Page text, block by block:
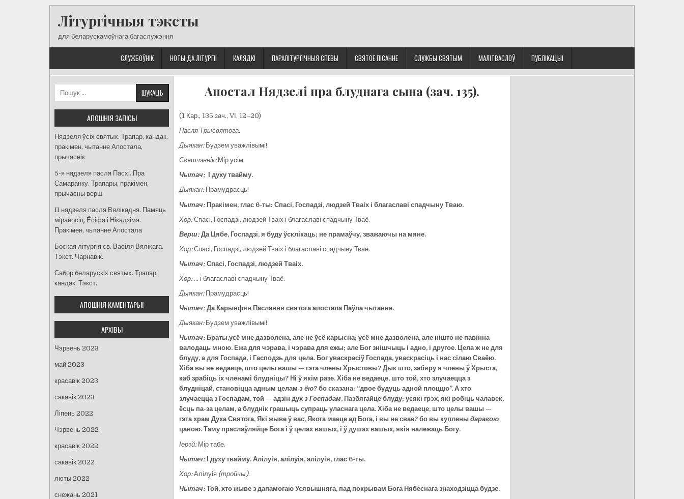
Літургічныя тэксты
для беларускамоўнага багаслужэння
СЛУЖБОЎНІК НОТЫ ДА ЛІТУРГІІ КАЛЯДКІ ПАРАЛІТУРГІЧНЫЯ СПЕВЫ СВЯТОЕ ПІСАННЕ СЛУЖБЫ СВЯТЫМ МАЛІТВАСЛОЎ ПУБЛІКАЦЫІ
Апостал Нядзелі пра блуднага сына (зач. 135).
(1 Кар., 135 зач., VІ, 12–20)
Пасля Трысвятога.
Дыякан:Будзем уважлівымі!
Свяшчэннік:Мір усім.
Чытач: І духу твайму.
Дыякан:Прамудрасць!
Чытач: Пракімен, глас 6-ты: Спасі, Госпадзі, людзей Тваіх і благаславі спадчыну Тваю.
Хор: Спасі, Госпадзі, людзей Тваіх і благаславі спадчыну Тваё.
Верш: Да Цябе, Госпадзі, я буду ўсклікаць; не прамаўчу, зважаючы на мяне.
Хор: Спасі, Госпадзі, людзей Тваіх і благаславі спадчыну Тваё.
Чытач: Спасі, Госпадзі, людзей Тваіх.
Хор: … і благаславі спадчыну Тваё.
Дыякан:Прамудрасць!
Чытач: Да Карынфян Паслання святога апостала Паўла чытанне.
Дыякан:Будзем уважлівымі!
Чытач: Браты,усё мне дазволена, але не ўсё карысна; усё мне дазволена, але нішто не павінна
валодаць мною. Ежа для чэрава, і чэрава для ежы; але Бог знішчыць і адно, і другое. Цела ж не для
блуду, а для Госпада, і Гасподзь для цела. Бог уваскрасіў Госпада, уваскрасіць і нас сілаю Сваёю.
Хіба вы не ведаеце, што целы вашы — гэта члены Хрыстовы? Дык што, забяру я члены ў Хрыста,
каб зрабіць іх членамі блудніцы? Ні ў якім разе. Хіба не ведаеце, што той, хто злучаецца з
блудніцай, становіцца адным целам з ёю? бо сказана: “двое будуць адной плоццю”. А хто
злучаецца з Госпадам, той — адзін дух з Госпадам. Пазбягайце блуду; усякі грэх, які робіць чалавек,
ёсць па-за целам, а блуднік грашыць супраць уласнага цела. Хіба не ведаеце, што целы вашы —
гэта храм Духа Святога, Які жыве ў вас, Якога маеце ад Бога, і вы не свае? бо вы куплены дарагою
цаною. Таму праслаўляйце Бога і ў целах вашых, і ў душах вашых, якія належаць Богу.
Іерэй:Мір табе.
Чытач: І духу твайму. Алілуія, алілуія, алілуія, глас 6-ты.
Хор:Алілуія (тройчы).
Чытач: Той, хто жыве з дапамогаю Усявышняга, пад покрывам Бога Нябеснага знаходзіцца будзе.
Пошук:
АПОШНІЯ ЗАПІСЫ
Нядзеля ўсіх святых. Трапар, кандак,
пракімен, чытанне Апостала,
прычаснік
5-я нядзеля пасля Пасхі. Пра
Самаранку. Трапары, пракімен,
прычасны верш
II нядзеля пасля Вялікадня. Памяць
міраносіц, Ёсіфа і Нікадзіма.
Пракімен, чытанне Апостала
Боская літургія св. Васіля Вялікага.
Тэкст. Чарнавік.
Сабор беларускіх святых. Трапар,
кандак. Тэкст.
АПОШНІЯ КАМЕНТАРЫІ
АРХІВЫ
Чэрвень 2023
май 2023
красавік 2023
сакавік 2023
Ліпень 2022
Чэрвень 2022
красавік 2022
сакавік 2022
люты 2022
снежань 2021